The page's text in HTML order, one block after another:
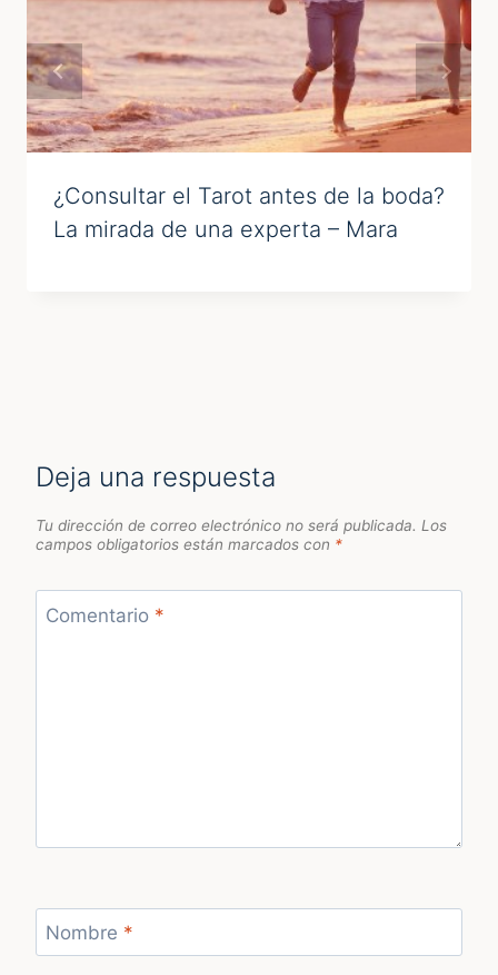
¿Consultar el Tarot antes de la boda?
La mirada de una experta – Mara
Deja una respuesta
Tu dirección de correo electrónico no será publicada. Los
campos obligatorios están marcados con *
Comentario *
Nombre *